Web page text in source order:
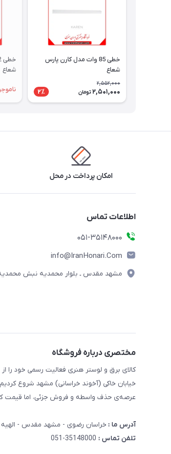
خطی 85 وات مدل کارن پارس
شعاع
2,552,000
2,501,000 تومان 2٪
شعاع
امکان پرداخت در محل
اطلاعات تماس
۰۵۱-۳۵۱۴۸۰۰۰
info@IranHonari.Com
مشهد مقدس ـ بلوار محمدیه نبش محمدیه
مختصری درباره فروشگاه
خیابان خاکی (آخوند خراسانی) مشهد شروع
عرصه‌ی حذف واسطه و فروش جزئی، اما قیمت
آدرس ما : خراسان رضوی - مشهد مقدس - الهیه - خیابان
تلفن تماس :